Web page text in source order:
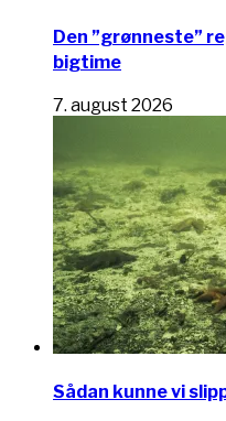
Den ”grønneste”
bigtime
7. august 2026
Sådan kunne vi